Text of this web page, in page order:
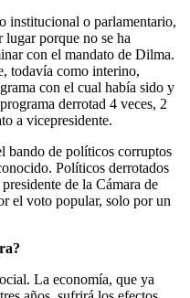
institucional o parlamentario,
porque no se ha
con el mandato de Dilma.
todavía como interino,
con el cual había sido y
derrotad 4 veces, 2
a vicepresidente.
bando de políticos corruptos
Políticos derrotados
de la Cámara de
el voto popular, solo por un
La economía, que ya